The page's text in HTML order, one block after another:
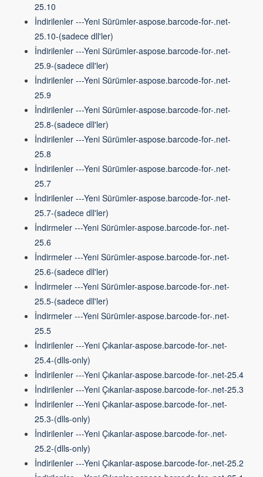
25.10
İndirilenler ---Yeni Sürümler-aspose.barcode-for-.net-
25.10-(sadece dll'ler)
İndirilenler ---Yeni Sürümler-aspose.barcode-for-.net-
25.9-(sadece dll'ler)
İndirilenler ---Yeni Sürümler-aspose.barcode-for-.net-
25.9
İndirilenler ---Yeni Sürümler-aspose.barcode-for-.net-
25.8-(sadece dll'ler)
İndirilenler ---Yeni Sürümler-aspose.barcode-for-.net-
25.8
İndirilenler ---Yeni Sürümler-aspose.barcode-for-.net-
25.7
İndirilenler ---Yeni Sürümler-aspose.barcode-for-.net-
25.7-(sadece dll'ler)
İndirmeler ---Yeni Sürümler-aspose.barcode-for-.net-
25.6
İndirmeler ---Yeni Sürümler-aspose.barcode-for-.net-
25.6-(sadece dll'ler)
İndirmeler ---Yeni Sürümler-aspose.barcode-for-.net-
25.5-(sadece dll'ler)
İndirmeler ---Yeni Sürümler-aspose.barcode-for-.net-
25.5
İndirilenler ---Yeni Çıkanlar-aspose.barcode-for-.net-
25.4-(dlls-only)
İndirilenler ---Yeni Çıkanlar-aspose.barcode-for-.net-25.4
İndirilenler ---Yeni Çıkanlar-aspose.barcode-for-.net-25.3
İndirilenler ---Yeni Çıkanlar-aspose.barcode-for-.net-
25.3-(dlls-only)
İndirilenler ---Yeni Çıkanlar-aspose.barcode-for-.net-
25.2-(dlls-only)
İndirilenler ---Yeni Çıkanlar-aspose.barcode-for-.net-25.2